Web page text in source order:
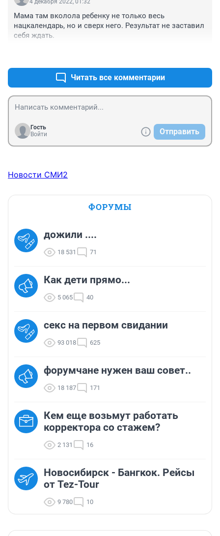
4 декабря 2022, 01:32
Мама там вколола ребенку не только весь
нацкалендарь, но и сверх него. Результат не заставил
себя ждать.
Читать все комментарии
Гость
Войти
Отправить
Новости СМИ2
ФОРУМЫ
дожили ....
18 531 71
Как дети прямо...
5 065 40
секс на первом свидании
93 018 625
форумчане нужен ваш совет..
18 187 171
Кем еще возьмут работать
корректора со стажем?
2 131 16
Новосибирск - Бангкок. Рейсы
от Tez-Tour
9 780 10